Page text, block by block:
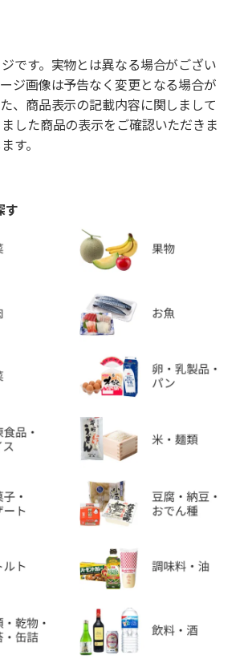
です。実物とは異なる場合がござい
ジ画像は予告なく変更となる場合が
、商品表示の記載内容に関しまして
した商品の表示をご確認いただきま
す。
す